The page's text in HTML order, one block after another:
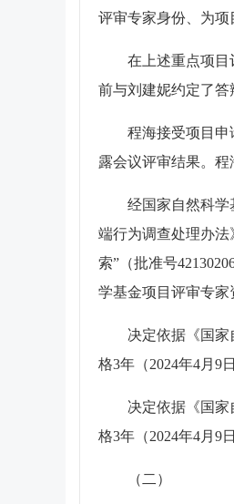
评审专家身份、为项
在上述重点项目评
前与刘建妮约定了答
程海接受项目申请
露会议评审结果。程
经国家自然科学基
端行为调查处理办
索”（批准号
学基金项目评审专家
决定依据《国家自
格3年（2024年4月9
决定依据《国家自
格3年（2024年4月9
（二）